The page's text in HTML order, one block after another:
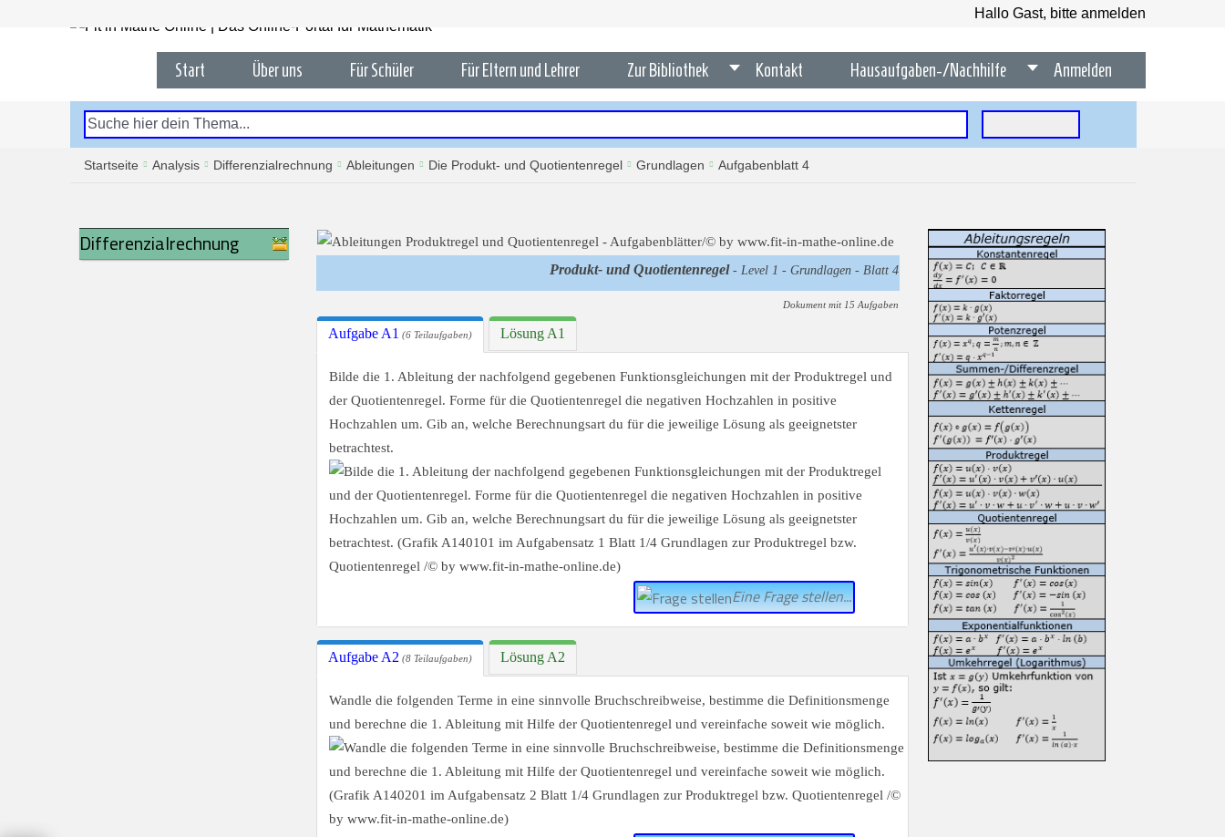
Hallo Gast, bitte anmelden
Start Über uns Für Schüler Für Eltern und Lehrer Zur Bibliothek Kontakt Hausaufgaben-/Nachhilfe Anmelden
Startseite Analysis Differenzialrechnung Ableitungen Die Produkt- und Quotientenregel Grundlagen Aufgabenblatt 4
Differenzialrechnung
Produkt- und Quotientenregel- Level 1 - Grundlagen - Blatt 4
Dokument mit 15 Aufgaben
Aufgabe A1 (6 Teilaufgaben) Lösung A1
Bilde die 1. Ableitung der nachfolgend gegebenen Funktionsgleichungen mit der Produktregel und
der Quotientenregel. Forme für die Quotientenregel die negativen Hochzahlen in positive
Hochzahlen um. Gib an, welche Berechnungsart du für die jeweilige Lösung als geeignetster
betrachtest.
Eine Frage stellen...
Aufgabe A2 (8 Teilaufgaben) Lösung A2
Wandle die folgenden Terme in eine sinnvolle Bruchschreibweise, bestimme die Definitionsmenge
und berechne die 1. Ableitung mit Hilfe der Quotientenregel und vereinfache soweit wie möglich.